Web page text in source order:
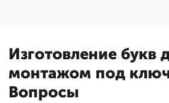
Изготовление букв
монтажом под
Вопросы